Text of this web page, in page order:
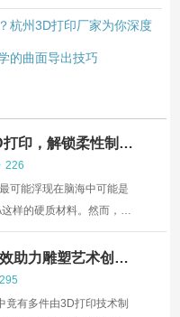
杭州3D打印厂家为你深度
的曲面导出技巧
印，解锁柔性制造
226
可能浮现在脑海中可能是
样的硬质材料。然而，有
力下可弯曲或压缩的部件，
。下面杭州3D打印公司
3D打印指南，如果您正
助力雕塑艺术创
！
295
竟有多件由3D打印技术制